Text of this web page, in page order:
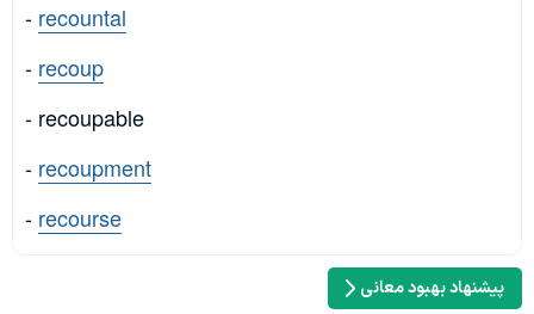
- recountal
- recoup
- recoupable
- recoupment
- recourse
پیشنهاد بهبود معانی